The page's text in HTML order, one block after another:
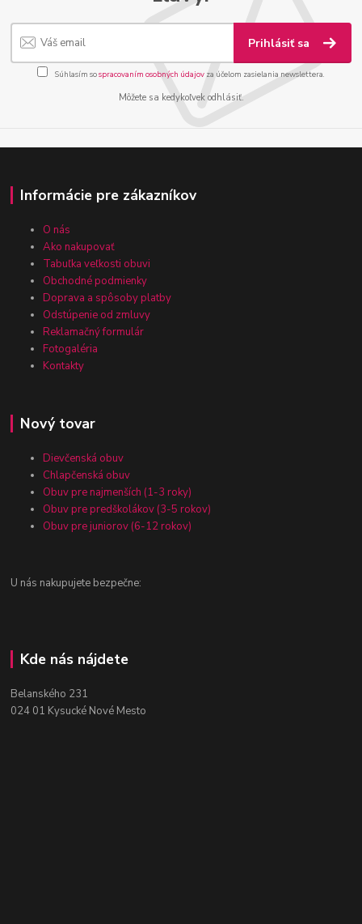
Prihlásiť sa
Súhlasím sospracovaním osobných údajov za účelom zasielania newslettera.
Môžete sa kedykoľvek odhlásiť.
Informácie pre zákazníkov
O nás
Ako nakupovať
Tabuľka veľkosti obuvi
Obchodné podmienky
Doprava a spôsoby platby
Odstúpenie od zmluvy
Reklamačný formulár
Fotogaléria
Kontakty
Nový tovar
Dievčenská obuv
Chlapčenská obuv
Obuv pre najmenších (1-3 roky)
Obuv pre predškolákov (3-5 rokov)
Obuv pre juniorov (6-12 rokov)
U nás nakupujete bezpečne:
Kde nás nájdete
Belanského 231
024 01 Kysucké Nové Mesto